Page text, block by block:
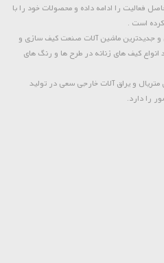
انحصاری حاصل فعالیت را ادامه داده و محصولات خود را با
کرده است .
و جدیدترین ماشین آلات صنعت کیف سازی و
انواع کیف های زنانه در طرح ها و رنگ های
و یراق آلات خارجی سعی در تولید
را دارد.